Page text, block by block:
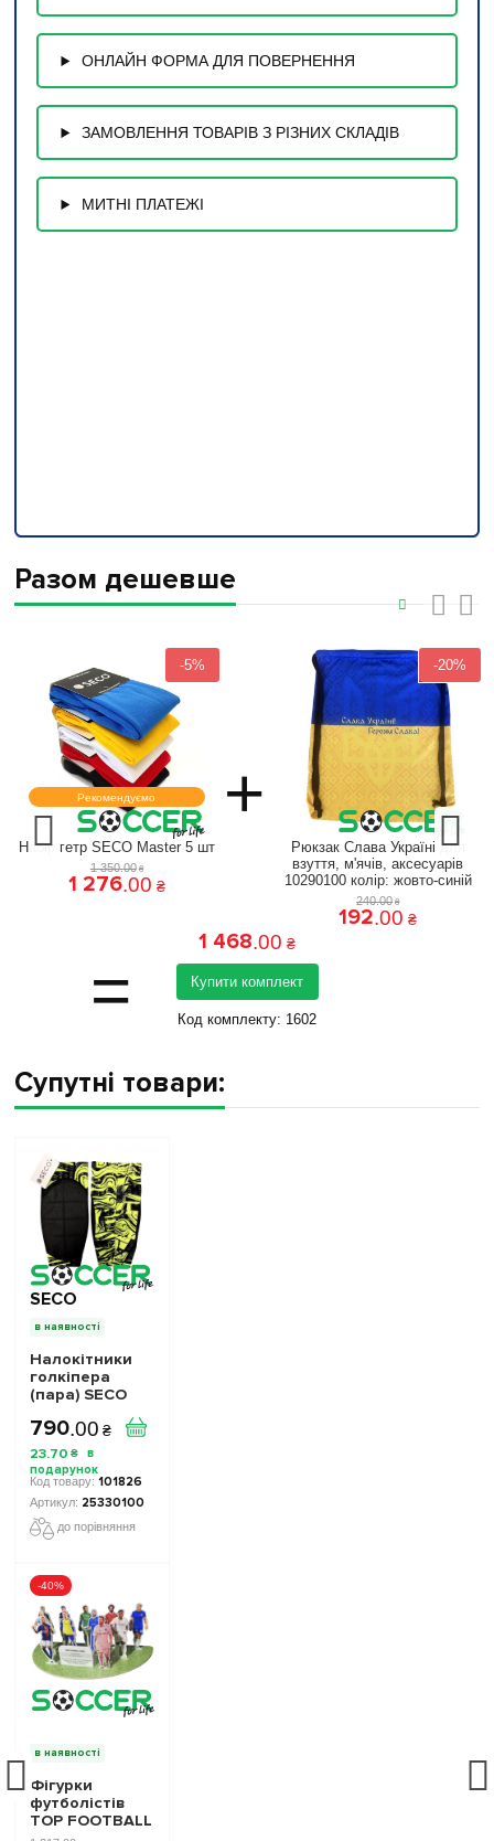
ОНЛАЙН ФОРМА ДЛЯ ПОВЕРНЕННЯ
ЗАМОВЛЕННЯ ТОВАРІВ З РІЗНИХ СКЛАДІВ
МИТНІ ПЛАТЕЖІ
Разом дешевше
-5%
Рекомендуємо +
Набір гетр SECO Master 5 шт
1 350.00 ₴
1 276.00 ₴
-20%
Рюкзак Слава Україні для
взуття, м'ячів, аксесуарів
10290100 колiр: жовто-синій
240.00 ₴
192.00 ₴
=
1 468.00 ₴
Купити комплект
Код комплекту: 1602
Супутні товари:
SECO
в наявності
Налокітники
голкіпера
(пара) SECO
Protect GK
25330100
колiр: мікс
790.00 ₴
23.70 ₴
101826
25330100
до порівняння
-40%
в наявності
Фігурки
футболістів
TOP FOOTBALL